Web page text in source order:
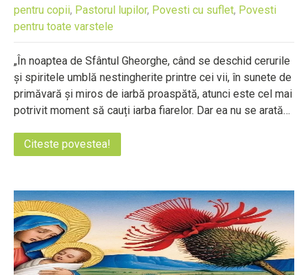
pentru copii, Pastorul lupilor, Povesti cu suflet, Povesti
pentru toate varstele
„În noaptea de Sfântul Gheorghe, când se deschid cerurile
și spiritele umblă nestingherite printre cei vii, în sunete de
primăvară și miros de iarbă proaspătă, atunci este cel mai
potrivit moment să cauți iarba fiarelor. Dar ea nu se arată…
Citeste povestea!